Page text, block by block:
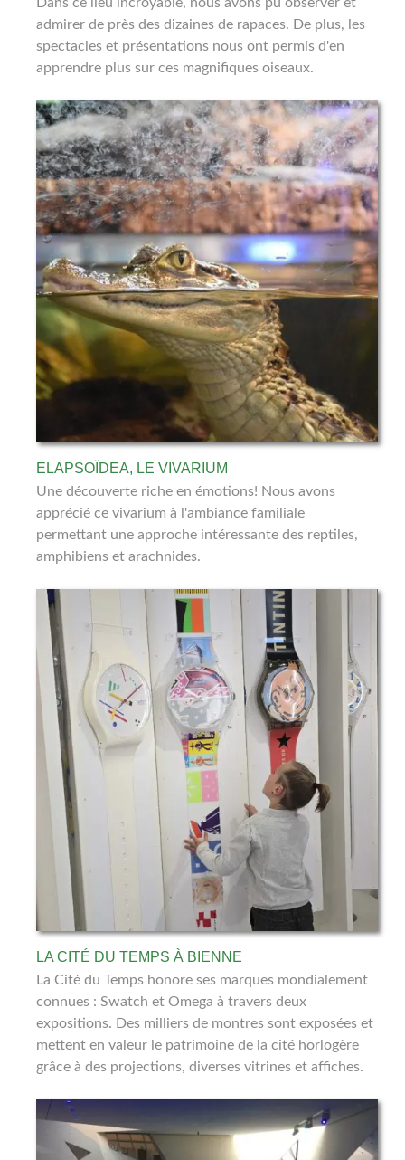
admirer de près des dizaines de rapaces. De plus, les
spectacles et présentations nous ont permis d'en
apprendre plus sur ces magnifiques oiseaux.
ELAPSOÏDEA, LE VIVARIUM
Une découverte riche en émotions! Nous avons
apprécié ce vivarium à l'ambiance familiale
permettant une approche intéressante des reptiles,
amphibiens et arachnides.
LA CITÉ DU TEMPS À BIENNE
La Cité du Temps honore ses marques mondialement
connues : Swatch et Omega à travers deux
expositions. Des milliers de montres sont exposées et
mettent en valeur le patrimoine de la cité horlogère
grâce à des projections, diverses vitrines et affiches.